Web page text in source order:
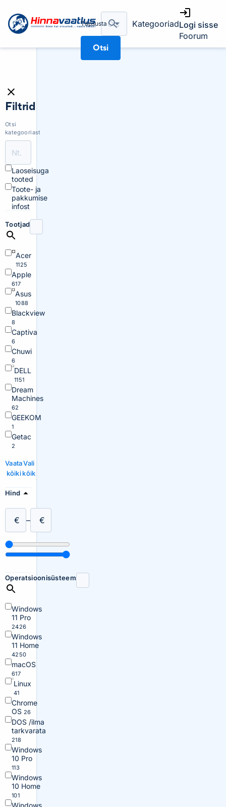
Täpsusta
Otsi
KategooriadLogi sisse
Foorum
Filtrid
Otsi
kategooriast
Laoseisuga
tooted
Toote- ja
pakkumise
infost
Tootjad
Acer
1125
Apple
617
Asus
1088
Blackview
8
Captiva
6
Chuwi
6
DELL
1151
Dream
Machines
62
GEEKOM
1
Getac
2
Vaata
kõiki
Vali
kõik
Hind
€ – €
Operatsioonisüsteem
Windows
11 Pro
2426
Windows
11 Home
4250
macOS
617
Linux
41
Chrome
OS 26
DOS /ilma
tarkvarata
218
Windows
10 Pro
113
Windows
10 Home
101
Windows